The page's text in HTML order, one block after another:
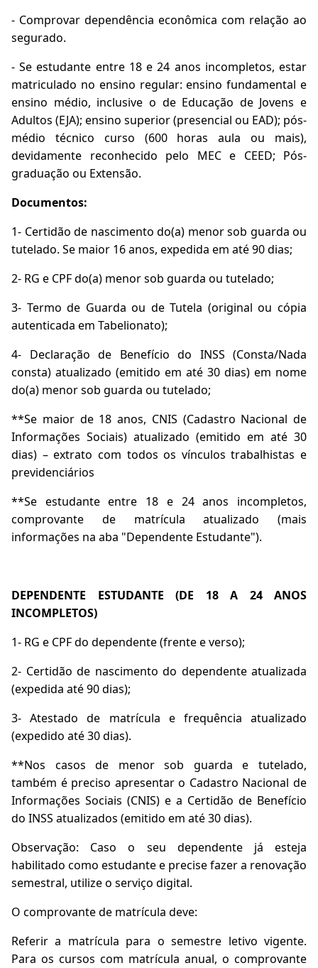
- Comprovar dependência econômica com relação ao
segurado.
- Se estudante entre 18 e 24 anos incompletos, estar
matriculado no ensino regular: ensino fundamental e
ensino médio, inclusive o de Educação de Jovens e
Adultos (EJA); ensino superior (presencial ou EAD); pós-
médio técnico curso (600 horas aula ou mais),
devidamente reconhecido pelo MEC e CEED; Pós-
graduação ou Extensão.
Documentos:
1- Certidão de nascimento do(a) menor sob guarda ou
tutelado. Se maior 16 anos, expedida em até 90 dias;
2- RG e CPF do(a) menor sob guarda ou tutelado;
3- Termo de Guarda ou de Tutela (original ou cópia
autenticada em Tabelionato);
4- Declaração de Benefício do INSS (Consta/Nada
consta) atualizado (emitido em até 30 dias) em nome
do(a) menor sob guarda ou tutelado;
**Se maior de 18 anos, CNIS (Cadastro Nacional de
Informações Sociais) atualizado (emitido em até 30
dias) – extrato com todos os vínculos trabalhistas e
previdenciários
**Se estudante entre 18 e 24 anos incompletos,
comprovante de matrícula atualizado (mais
informações na aba "Dependente Estudante").
DEPENDENTE ESTUDANTE (DE 18 A 24 ANOS
INCOMPLETOS)
1- RG e CPF do dependente (frente e verso);
2- Certidão de nascimento do dependente atualizada
(expedida até 90 dias);
3- Atestado de matrícula e frequência atualizado
(expedido até 30 dias).
**Nos casos de menor sob guarda e tutelado,
também é preciso apresentar o Cadastro Nacional de
Informações Sociais (CNIS) e a Certidão de Benefício
do INSS atualizados (emitido em até 30 dias).
Observação: Caso o seu dependente já esteja
habilitado como estudante e precise fazer a renovação
semestral, utilize o serviço digital.
O comprovante de matrícula deve:
Referir a matrícula para o semestre letivo vigente.
Para os cursos com matrícula anual, o comprovante